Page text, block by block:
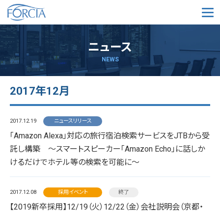
メ
ニュース
NEWS
2017年12月
2017.12.19 ニュースリリース
「Amazon Alexa」対応の旅行宿泊検索サービスをJTBから受
託し構築 ～スマートスピーカー「Amazon Echo」に話しか
けるだけでホテル等の検索を可能に～
2017.12.08 採用イベント 終了
【2019新卒採用】12/19（火）12/22（金）会社説明会（京都・